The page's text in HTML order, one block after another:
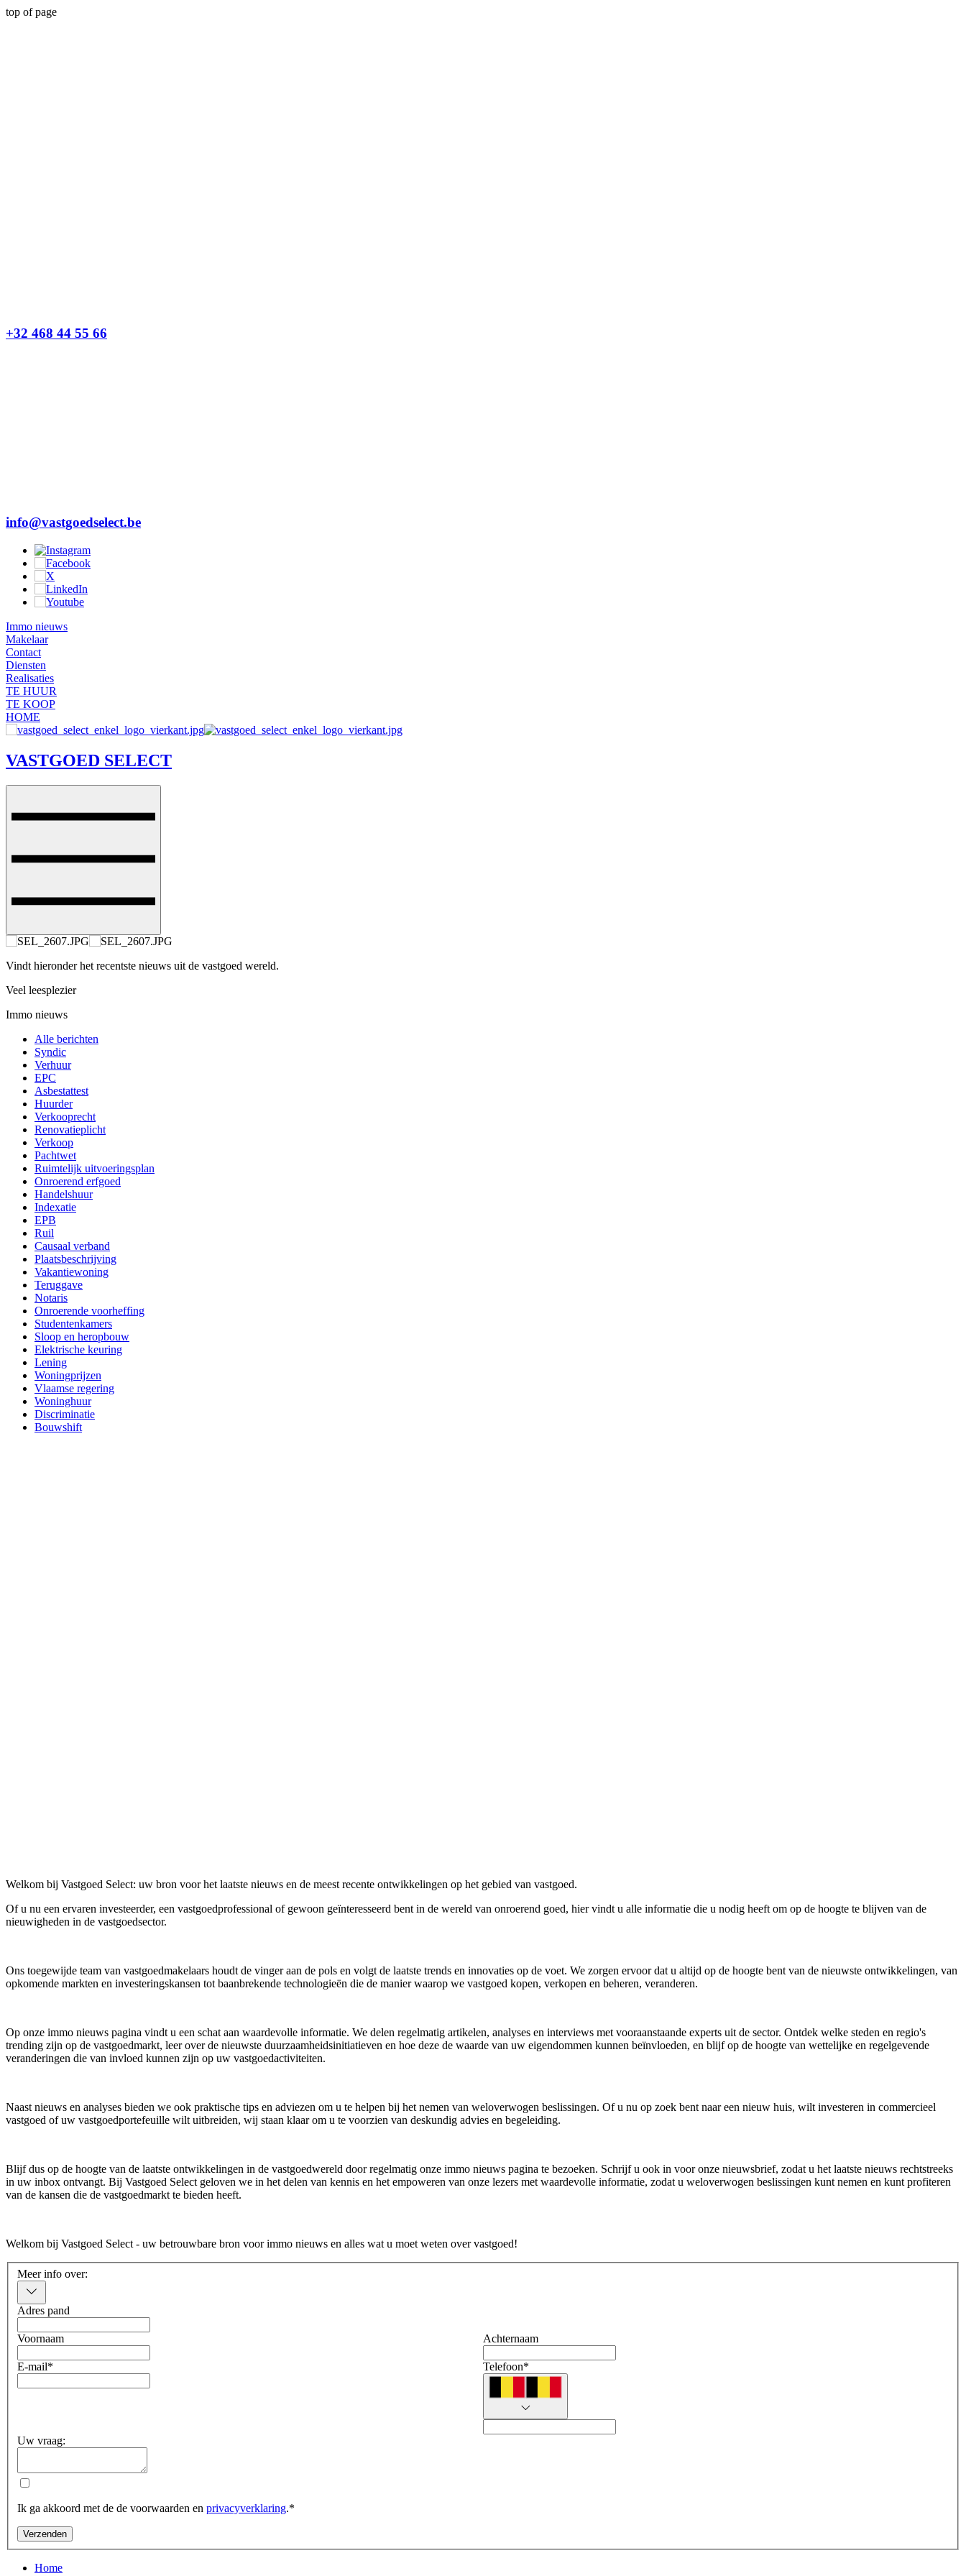
top of page
+32 468 44 55 66
info@vastgoedselect.be
Immo nieuws
Makelaar
Contact
Diensten
Realisaties
TE HUUR
TE KOOP
HOME
VASTGOED SELECT
Vindt hieronder het recentste nieuws uit de vastgoed wereld.
Veel leesplezier
Immo nieuws
Alle berichten
Syndic
Verhuur
EPC
Asbestattest
Huurder
Verkooprecht
Renovatieplicht
Verkoop
Pachtwet
Ruimtelijk uitvoeringsplan
Onroerend erfgoed
Handelshuur
Indexatie
EPB
Ruil
Causaal verband
Plaatsbeschrijving
Vakantiewoning
Teruggave
Notaris
Onroerende voorheffing
Studentenkamers
Sloop en heropbouw
Elektrische keuring
Lening
Woningprijzen
Vlaamse regering
Woninghuur
Discriminatie
Bouwshift
Welkom bij Vastgoed Select: uw bron voor het laatste nieuws en de meest recente ontwikkelingen op het gebied van vastgoed.
Of u nu een ervaren investeerder, een vastgoedprofessional of gewoon geïnteresseerd bent in de wereld van onroerend goed, hier vindt u alle informatie die u nodig heeft om op de hoogte te blijven van de
nieuwigheden in de vastgoedsector.
Ons toegewijde team van vastgoedmakelaars houdt de vinger aan de pols en volgt de laatste trends en innovaties op de voet. We zorgen ervoor dat u altijd op de hoogte bent van de nieuwste ontwikkelingen, van
opkomende markten en investeringskansen tot baanbrekende technologieën die de manier waarop we vastgoed kopen, verkopen en beheren, veranderen.
Op onze immo nieuws pagina vindt u een schat aan waardevolle informatie. We delen regelmatig artikelen, analyses en interviews met vooraanstaande experts uit de sector. Ontdek welke steden en regio's
trending zijn op de vastgoedmarkt, leer over de nieuwste duurzaamheidsinitiatieven en hoe deze de waarde van uw eigendommen kunnen beïnvloeden, en blijf op de hoogte van wettelijke en regelgevende
veranderingen die van invloed kunnen zijn op uw vastgoedactiviteiten.
Naast nieuws en analyses bieden we ook praktische tips en adviezen om u te helpen bij het nemen van weloverwogen beslissingen. Of u nu op zoek bent naar een nieuw huis, wilt investeren in commercieel
vastgoed of uw vastgoedportefeuille wilt uitbreiden, wij staan klaar om u te voorzien van deskundig advies en begeleiding.
Blijf dus op de hoogte van de laatste ontwikkelingen in de vastgoedwereld door regelmatig onze immo nieuws pagina te bezoeken. Schrijf u ook in voor onze nieuwsbrief, zodat u het laatste nieuws rechtstreeks
in uw inbox ontvangt. Bij Vastgoed Select geloven we in het delen van kennis en het empoweren van onze lezers met waardevolle informatie, zodat u weloverwogen beslissingen kunt nemen en kunt profiteren
van de kansen die de vastgoedmarkt te bieden heeft.
Welkom bij Vastgoed Select - uw betrouwbare bron voor immo nieuws en alles wat u moet weten over vastgoed!
Meer info over:
Adres pand
Voornaam Achternaam
E-mail* Telefoon*
Uw vraag:
Ik ga akkoord met de de voorwaarden en privacyverklaring.*
Verzenden
Home